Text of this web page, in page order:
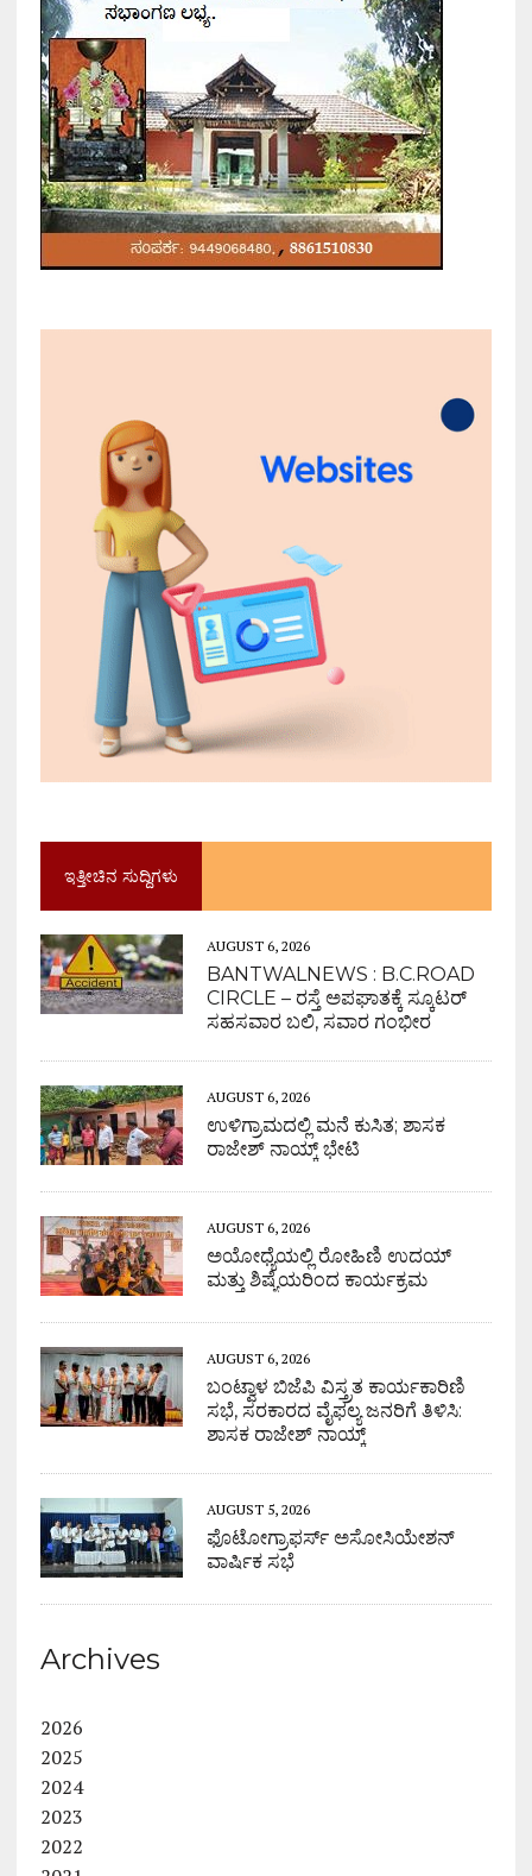
ಇತ್ತೀಚಿನ ಸುದ್ದಿಗಳು
AUGUST 6, 2026
BANTWALNEWS : B.C.ROAD
CIRCLE – ರಸ್ತೆ ಅಪಘಾತಕ್ಕೆ ಸ್ಕೂಟರ್
ಸಹಸವಾರ ಬಲಿ, ಸವಾರ ಗಂಭೀರ
AUGUST 6, 2026
ಉಳಿಗ್ರಾಮದಲ್ಲಿ ಮನೆ ಕುಸಿತ; ಶಾಸಕ
ರಾಜೇಶ್ ನಾಯ್ಕ್ ಭೇಟಿ
AUGUST 6, 2026
ಅಯೋಧ್ಯೆಯಲ್ಲಿ ರೋಹಿಣಿ ಉದಯ್
ಮತ್ತು ಶಿಷ್ಯೆಯರಿಂದ ಕಾರ್ಯಕ್ರಮ
AUGUST 6, 2026
ಬಂಟ್ವಾಳ ಬಿಜೆಪಿ ವಿಸ್ತ್ರತ ಕಾರ್ಯಕಾರಿಣಿ
ಸಭೆ, ಸರಕಾರದ ವೈಫಲ್ಯ ಜನರಿಗೆ ತಿಳಿಸಿ:
ಶಾಸಕ ರಾಜೇಶ್ ನಾಯ್ಕ್
AUGUST 5, 2026
ಫೊಟೋಗ್ರಾಫರ್ಸ್ ಅಸೋಸಿಯೇಶನ್
ವಾರ್ಷಿಕ ಸಭೆ
Archives
2026
2025
2024
2023
2022